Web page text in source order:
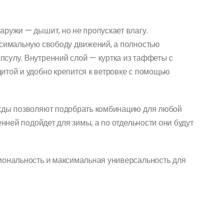
— дышит, но не пропускает влагу.
свободу движений, а полностью
Внутренний слой — куртка из таффеты с
и удобно крепится к ветровке с помощью
позволяют подобрать комбинацию для любой
подойдет для зимы, а по отдельности они будут
и максимальная универсальность для